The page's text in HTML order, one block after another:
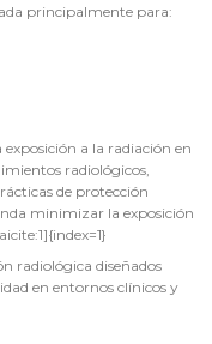
principalmente para:
a la radiación en
radiológicos,
de protección
minimizar la exposición
radiológica diseñados
en entornos clínicos y